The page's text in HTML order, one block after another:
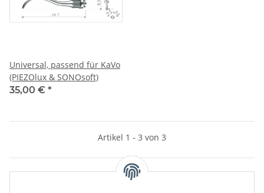
Universal, passend für KaVo
(PIEZOlux & SONOsoft)
35,00 € *
Artikel 1 - 3 von 3